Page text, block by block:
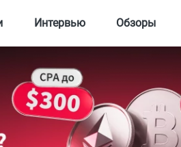
Интервью Обзоры